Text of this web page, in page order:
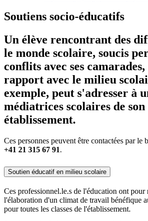
Soutiens socio-éducatifs
Un élève rencontrant des
le monde scolaire, soucis
conflits avec ses
rapport avec le milieu
exemple, peut s'adresser à
médiatrices scolaires de son
établissement.
Ces personnes peuvent être contactées par le
+41 21 315 67 91.
Soutien éducatif en milieu scolaire
Ces professionnel.le.s de l'éducation ont pour
l'élaboration d'un climat de travail bénéfique
pour toutes les classes de l'établissement.